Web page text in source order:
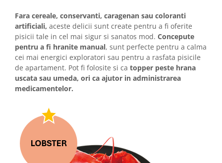
Fara cereale, conservanti, caragenan sau coloranti
artificiali, aceste delicii sunt create pentru a fi oferite
pisicii tale in cel mai sigur si sanatos mod. Concepute
pentru a fi hranite manual, sunt perfecte pentru a calma
cei mai energici exploratori sau pentru a rasfata pisicile
de apartament. Pot fi folosite si ca topper peste hrana
uscata sau umeda, ori ca ajutor in administrarea
medicamentelor.